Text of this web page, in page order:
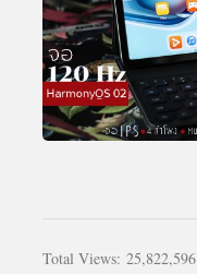
Total Views: 25,822,596